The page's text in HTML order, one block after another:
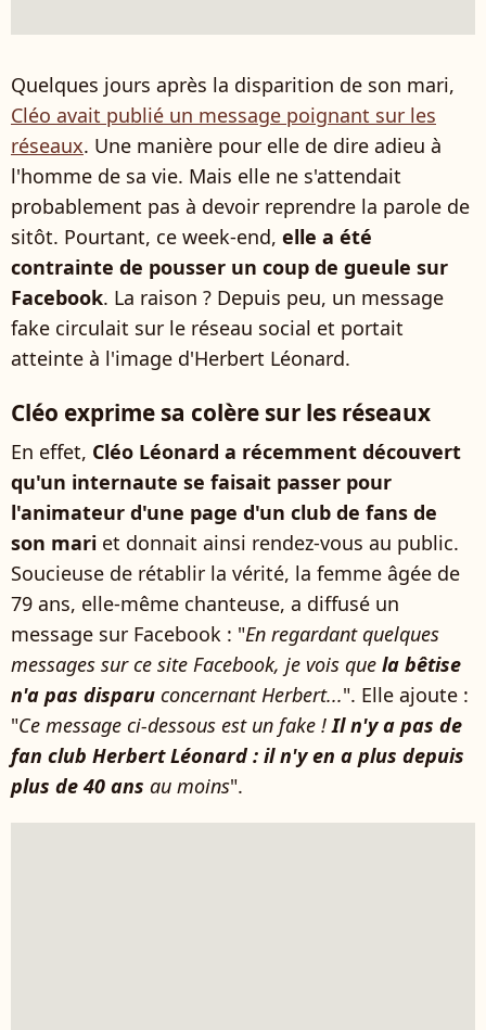
Quelques jours après la disparition de son mari,
Cléo avait publié un message poignant sur les
réseaux. Une manière pour elle de dire adieu à
l'homme de sa vie. Mais elle ne s'attendait
probablement pas à devoir reprendre la parole de
sitôt. Pourtant, ce week-end, elle a été
contrainte de pousser un coup de gueule sur
Facebook. La raison ? Depuis peu, un message
fake circulait sur le réseau social et portait
atteinte à l'image d'Herbert Léonard.
Cléo exprime sa colère sur les réseaux
En effet, Cléo Léonard a récemment découvert
qu'un internaute se faisait passer pour
l'animateur d'une page d'un club de fans de
son mari et donnait ainsi rendez-vous au public.
Soucieuse de rétablir la vérité, la femme âgée de
79 ans, elle-même chanteuse, a diffusé un
message sur Facebook : "En regardant quelques
messages sur ce site Facebook, je vois que la bêtise
n'a pas disparu concernant Herbert...". Elle ajoute :
"Ce message ci-dessous est un fake !Il n'y a pas de
fan club Herbert Léonard : il n'y en a plus depuis
plus de 40 ans au moins".